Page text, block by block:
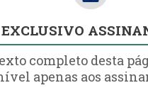
EXCLUSIVO
completo desta
apenas aos